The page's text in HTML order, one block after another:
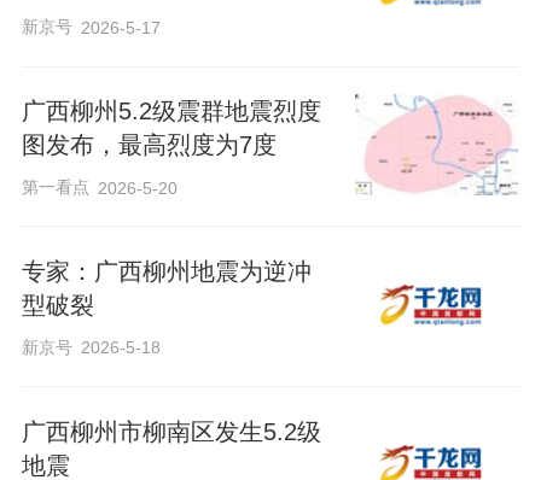
新京号 2026-5-17
广西柳州5.2级震群地震烈度
图发布，最高烈度为7度
第一看点 2026-5-20
专家：广西柳州地震为逆冲
型破裂
新京号 2026-5-18
广西柳州市柳南区发生5.2级
地震